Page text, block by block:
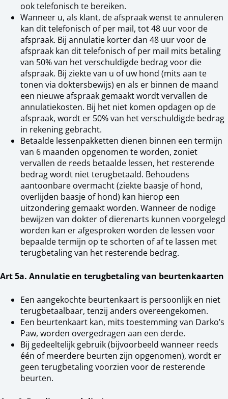
ook telefonisch te bereiken.
Wanneer u, als klant, de afspraak wenst te annuleren
kan dit telefonisch of per mail, tot 48 uur voor de
afspraak. Bij annulatie korter dan 48 uur voor de
afspraak kan dit telefonisch of per mail mits betaling
van 50% van het verschuldigde bedrag voor die
afspraak. Bij ziekte van u of uw hond (mits aan te
tonen via doktersbewijs) en als er binnen de maand
een nieuwe afspraak gemaakt wordt vervallen de
annulatiekosten. Bij het niet komen opdagen op de
afspraak, wordt er 50% van het verschuldigde bedrag
in rekening gebracht.
Betaalde lessenpakketten dienen binnen een termijn
van 6 maanden opgenomen te worden, zoniet
vervallen de reeds betaalde lessen, het resterende
bedrag wordt niet terugbetaald. Behoudens
aantoonbare overmacht (ziekte baasje of hond,
overlijden baasje of hond) kan hierop een
uitzondering gemaakt worden. Wanneer de nodige
bewijzen van dokter of dierenarts kunnen voorgelegd
worden kan er afgesproken worden de lessen voor
bepaalde termijn op te schorten of af te lassen met
terugbetaling van het resterende bedrag.
Art 5a. Annulatie en terugbetaling van beurtenkaarten
Een aangekochte beurtenkaart is persoonlijk en niet
terugbetaalbaar, tenzij anders overeengekomen.
Een beurtenkaart kan, mits toestemming van Darko’s
Paw, worden overgedragen aan een derde.
Bij gedeeltelijk gebruik (bijvoorbeeld wanneer reeds
één of meerdere beurten zijn opgenomen), wordt er
geen terugbetaling voorzien voor de resterende
beurten.